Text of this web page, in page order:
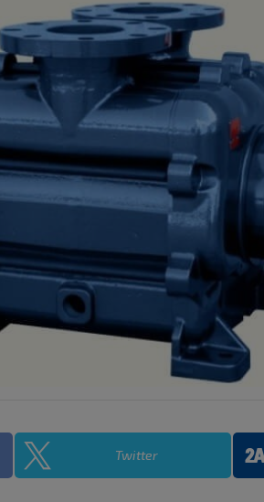
Twitter